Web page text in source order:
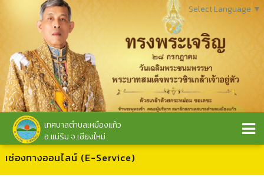
Select Language ▼
เทศบาลตำบลเหมืองแก้ว
อ.แม่ริม จ.เชียงใหม่
งทางออนไลน์ (E-Service)